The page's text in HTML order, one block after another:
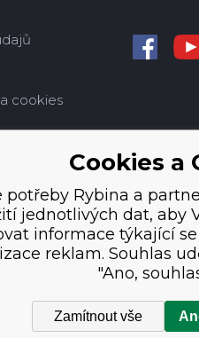
cookies
Cookies a
potřeby Rybina a
jednotlivých dat, aby
informace týkající
reklam. Souhlas
"Ano,
Zamítnout vše